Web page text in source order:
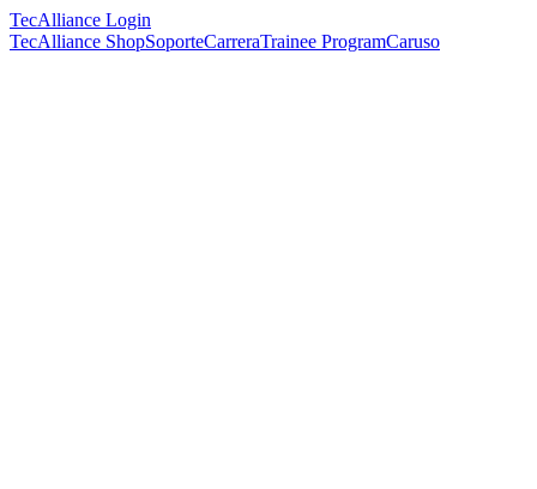
TecAlliance Login
TecAlliance ShopSoporteCarreraTrainee ProgramCaruso